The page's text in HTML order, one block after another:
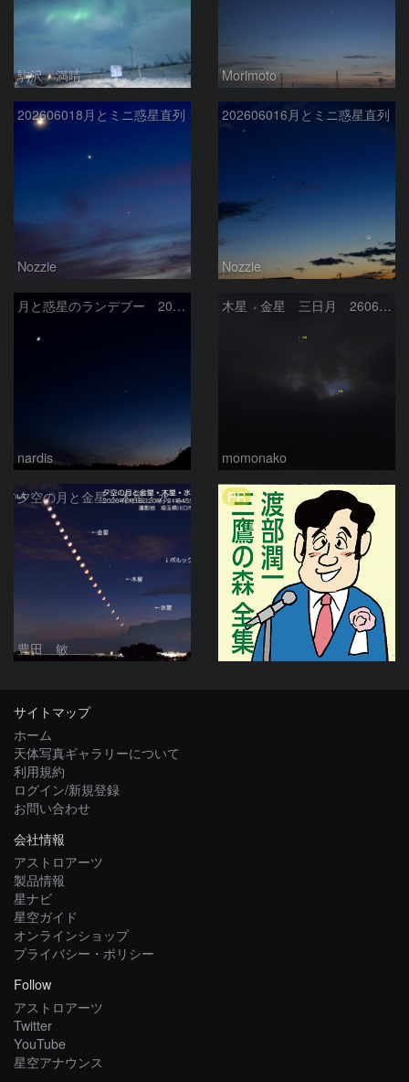
駒沢 満晴 Morimoto
202606018月とミニ惑星直列
Nozzie
202606016月とミニ惑星直列
Nozzie
月と惑星のランデブー 2026/06/19
nardis
木星 金星 三日月 260618
momonako
夕空の月と金星・木星・水星の接近 2026/6/18
豊田 敏
PR
サイトマップ
ホーム
天体写真ギャラリーについて
利用規約
ログイン/新規登録
お問い合わせ
会社情報
アストロアーツ
製品情報
星ナビ
星空ガイド
オンラインショップ
プライバシー・ポリシー
Follow
アストロアーツ
Twitter
YouTube
星空アナウンス